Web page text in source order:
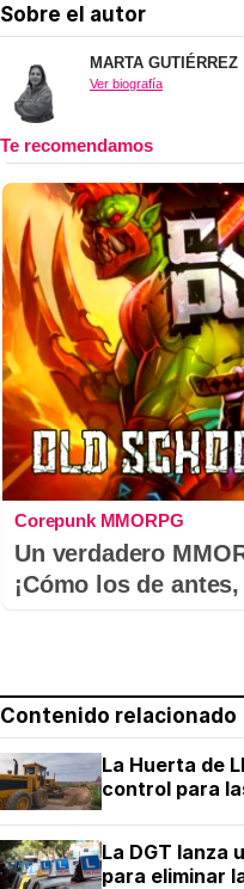
Sobre el autor
MARTA GUTIÉRREZ
Ver biografía
Corepunk MMORPG
Un verdadero
¡Cómo los de
Contenido relacionado
La Huerta de
control para
La DGT lanza
para eliminar